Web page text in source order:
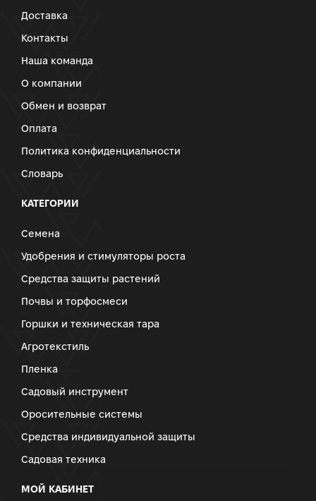
Доставка
Контакты
Наша команда
О компании
Обмен и возврат
Оплата
Политика конфиденциальности
Словарь
КАТЕГОРИИ
Семена
Удобрения и стимуляторы роста
Средства защиты растений
Почвы и торфосмеси
Горшки и техническая тара
Агротекстиль
Пленка
Садовый инструмент
Оросительные системы
Средства индивидуальной защиты
Садовая техника
МОЙ КАБИНЕТ